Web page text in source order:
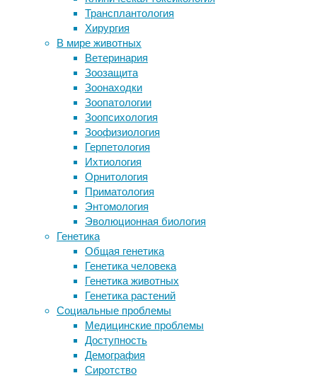
Трансплантология
Хирургия
В мире животных
Ветеринария
Зоозащита
Зоонаходки
Зоопатологии
Зоопсихология
Зоофизиология
Герпетология
Ихтиология
Орнитология
Приматология
Энтомология
Эволюционная биология
Генетика
Общая генетика
Генетика человека
Генетика животных
Генетика растений
Социальные проблемы
Медицинские проблемы
Доступность
Демография
Сиротство
Про
социальные
сети
говорят,
что
они
способствуют
сближению
людей,
социализации,
помогают
избавиться
от
одиночества
так
далее.
Однако
Марафон истощил запасы миелина в
мозге, но это обратимо
Прогулка с собакой на поводке
оказалась чревата черепно-мозговой
травмой
Ученые нашли следы древней
изолированной ветви человечества в
ЮАР
Прогрессирование болезни
Альцгеймера замедлили на 80
процентов
Следите за новостями